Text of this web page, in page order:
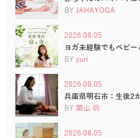
BY JAHAYOGA
2026.08.05
ヨガ未経験でもベビ
BY yuri
2026.08.05
兵庫県明石市：生後2
BY 築山 萌
2026.08.05